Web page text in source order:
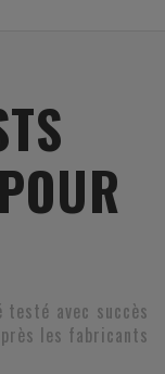
testé avec succès
les fabricants